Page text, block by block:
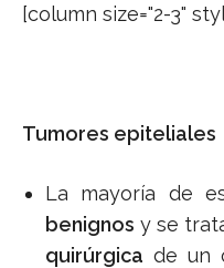
[column size="2-3"
Tumores epiteliales
La mayoría de
benignos y se
quirúrgica de un